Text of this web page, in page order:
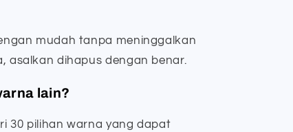
mudah tanpa meninggalkan
asalkan dihapus dengan benar.
lain?
30 pilihan warna yang dapat